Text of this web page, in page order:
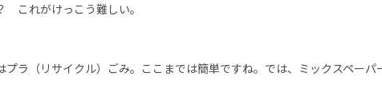
これがけっこう難しい。
プラ（リサイクル）ごみ。ここまでは簡単ですね。では、ミックスペー